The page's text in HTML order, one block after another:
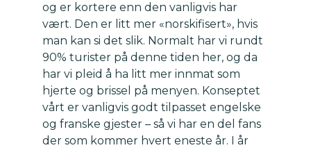
og er kortere enn den vanligvis har
vært. Den er litt mer «norskifisert», hvis
man kan si det slik. Normalt har vi rundt
90% turister på denne tiden her, og da
har vi pleid å ha litt mer innmat som
hjerte og brissel på menyen. Konseptet
vårt er vanligvis godt tilpasset engelske
og franske gjester – så vi har en del fans
der som kommer hvert eneste år. I år